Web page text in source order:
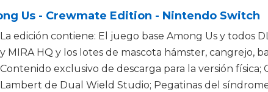
Us - Crewmate Edition - Nintendo Switch
La edición contiene: El juego base Among Us y todos
y MIRA HQ y los lotes de mascota hámster, cangrejo,
Contenido exclusivo de descarga para la versión
Lambert de Dual Wield Studio; Pegatinas del